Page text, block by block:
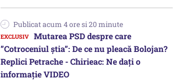
Publicat acum 4 ore si 20 minute
Mutarea PSD despre care
”Cotroceniul știa”: De ce nu pleacă Bolojan?
Replici Petrache - Chirieac: Ne dați o
informație VIDEO